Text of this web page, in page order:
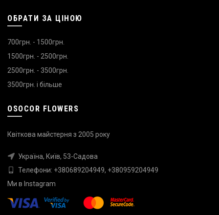
ОБРАТИ ЗА ЦІНОЮ
700грн. - 1500грн.
1500грн. - 2500грн.
2500грн. - 3500грн.
3500грн. і більше
OSOCOR FLOWERS
Квіткова майстерня з 2005 року
Україна, Київ, 53-Садова
Телефони: +380689204949, +380959204949
Ми в Instagram